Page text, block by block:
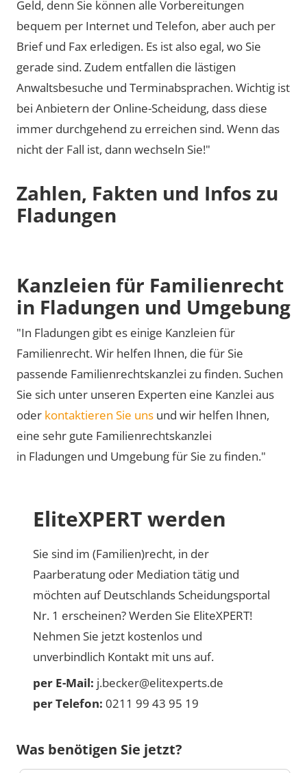
Geld, denn Sie können alle Vorbereitungen
bequem per Internet und Telefon, aber auch per
Brief und Fax erledigen. Es ist also egal, wo Sie
gerade sind. Zudem entfallen die lästigen
Anwaltsbesuche und Terminabsprachen. Wichtig ist
bei Anbietern der Online-Scheidung, dass diese
immer durchgehend zu erreichen sind. Wenn das
nicht der Fall ist, dann wechseln Sie!"
Zahlen, Fakten und Infos zu
Fladungen
Kanzleien für Familienrecht
in Fladungen und Umgebung
"In Fladungen gibt es einige Kanzleien für
Familienrecht. Wir helfen Ihnen, die für Sie
passende Familienrechtskanzlei zu finden. Suchen
Sie sich unter unseren Experten eine Kanzlei aus
oder kontaktieren Sie uns und wir helfen Ihnen,
eine sehr gute Familienrechtskanzlei
in Fladungen und Umgebung für Sie zu finden."
EliteXPERT werden
Sie sind im (Familien)recht, in der
Paarberatung oder Mediation tätig und
möchten auf Deutschlands Scheidungsportal
Nr. 1 erscheinen? Werden Sie EliteXPERT!
Nehmen Sie jetzt kostenlos und
unverbindlich Kontakt mit uns auf.
per E-Mail: j.becker@elitexperts.de
per Telefon: 0211 99 43 95 19
Was benötigen Sie jetzt?